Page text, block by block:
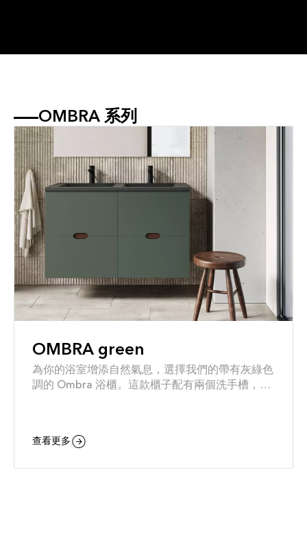
OMBRA 系列
OMBRA green
為你的浴室增添自然氣息，選擇我們的帶有灰綠色
調的 Ombra 浴櫃。這款櫃子配有兩個洗手槽，讓
查看更多